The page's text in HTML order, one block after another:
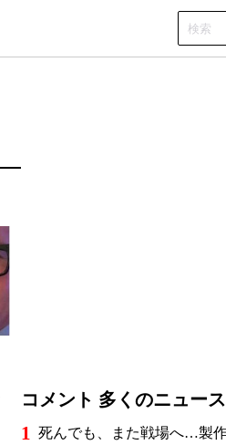
コメント 多くのニュース
1